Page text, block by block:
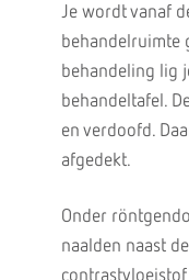
Je wordt vanaf
behandelruimte
behandeling lig
behandeltafel.
en verdoofd.
afgedekt.
Onder
naalden naast